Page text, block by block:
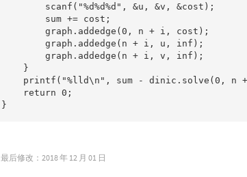
        scanf("%d%d%d", &u, &v, &cost);
        sum += cost;
        graph.addedge(0, n + i, cost);
        graph.addedge(n + i, u, inf);
        graph.addedge(n + i, v, inf);
    }
printf("%lld\n", sum - dinic.solve(0, n
    return 0;
}
最后修改：2018 年 12 月 01 日